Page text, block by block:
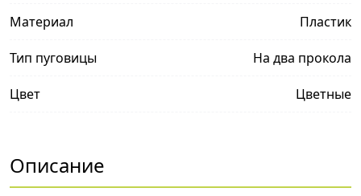
Материал Пластик
Тип пуговицы На два прокола
Цвет Цветные
Описание